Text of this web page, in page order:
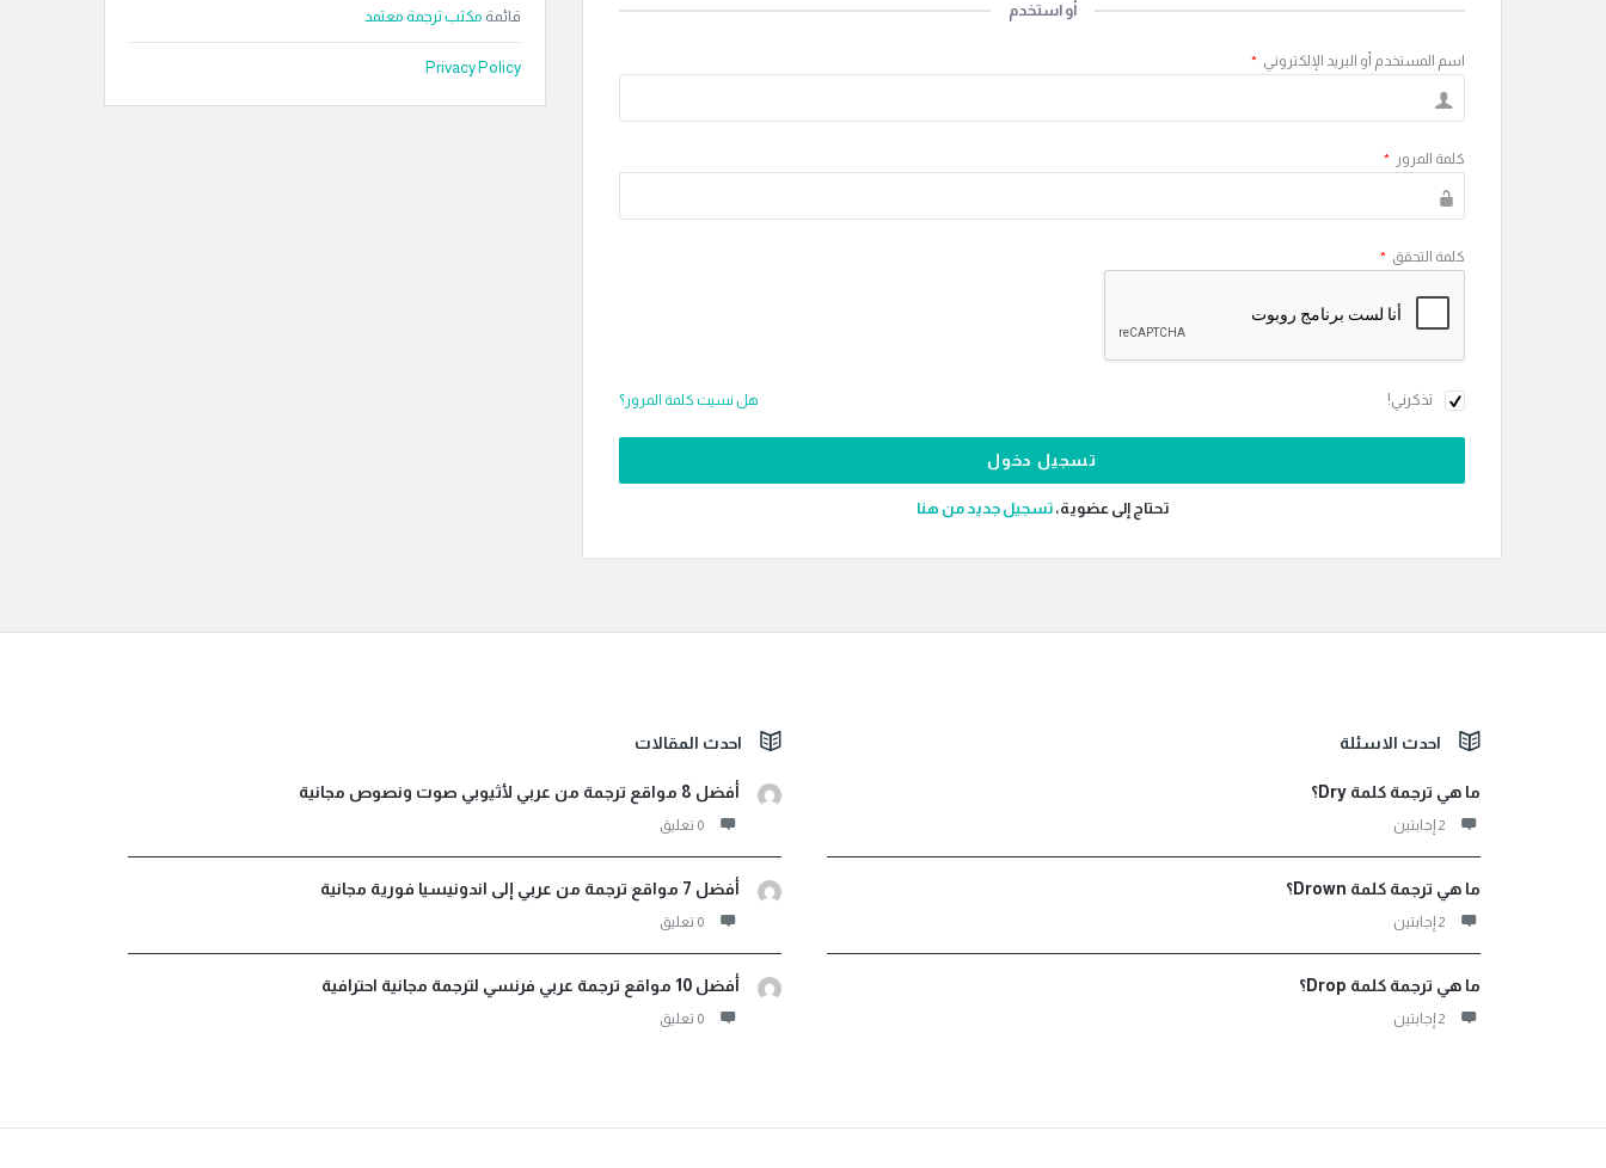
أو استخدم
اسم المستخدم أو البريد الإلكتروني *
كلمة المرور *
كلمة التحقق *
تذكرني! هل نسيت كلمة المرور؟
تحتاج إلى عضوية،‫تسجيل جديد من هنا
قائمة مكتب ترجمة معتمد
Privacy Policy
الفوتراحدث الاسئلة
ما هي ترجمة كلمة Dry؟
‫2 إجابتين
ما هي ترجمة كلمة Drown؟
‫2 إجابتين
ما هي ترجمة كلمة Drop؟
‫2 إجابتين
احدث المقالات
أفضل 8 مواقع ترجمة من عربي لأثيوبي صوت ونصوص مجانية
‫0 تعليق
أفضل 7 مواقع ترجمة من عربي إلى اندونيسيا فورية مجانية
‫0 تعليق
أفضل 10 مواقع ترجمة عربي فرنسي لترجمة مجانية احترافية
‫0 تعليق